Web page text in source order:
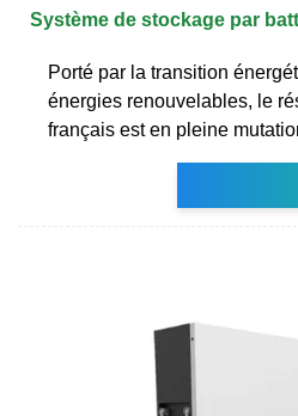
Système de stockage par
Porté par la transition
énergies renouvelables, le
français est en pleine